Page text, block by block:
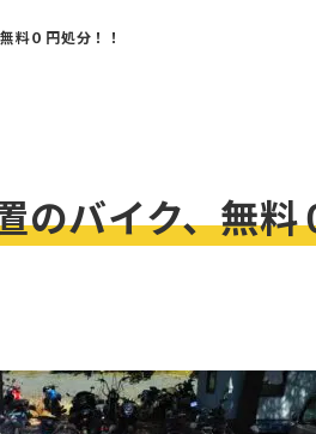
料０円処分！！
のバイク、無料